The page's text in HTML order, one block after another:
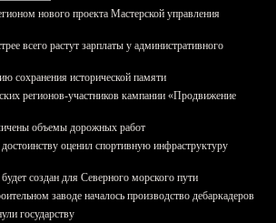
нового проекта Мастерской управления
всего растут зарплаты у административного
сохранения исторической памяти
регионов-участников кампании «Продвижение
объемы дорожных работ
оценил спортивную инфраструктуру
создан для Северного морского пути
заводе началось производство дебаркадеров
государству